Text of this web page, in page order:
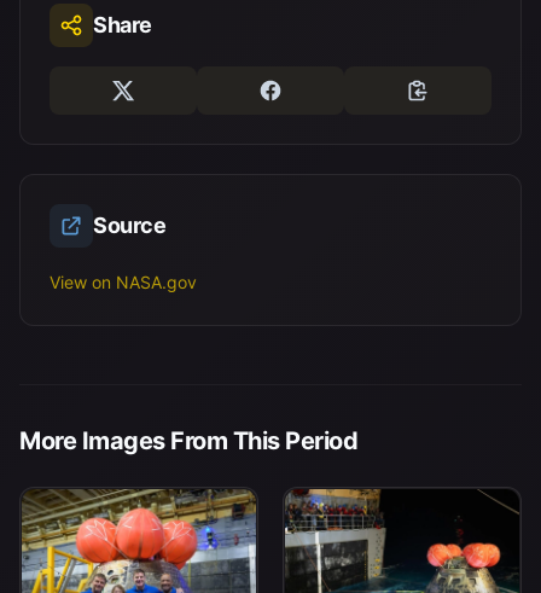
Share
Source
View on NASA.gov
More Images From This Period